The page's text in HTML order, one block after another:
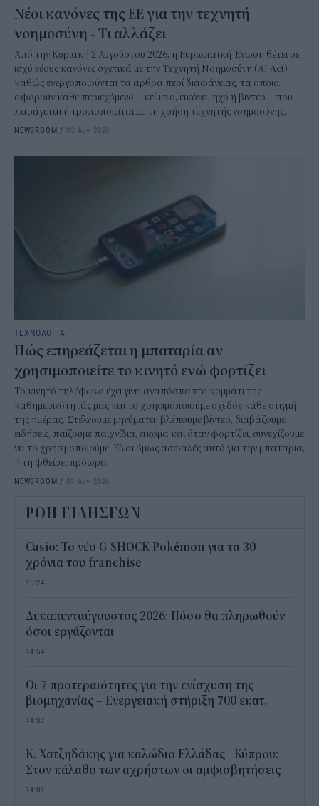
Νέοι κανόνες της ΕΕ για την τεχνητή
νοημοσύνη - Τι αλλάζει
Από την Κυριακή 2 Αυγούστου 2026, η Ευρωπαϊκή Ένωση θέτει σε
ισχύ νέους κανόνες σχετικά με την Τεχνητή Νοημοσύνη (AI Act),
καθώς ενεργοποιούνται τα άρθρα περί διαφάνειας, τα οποία
αφορούν κάθε περιεχόμενο —κείμενο, εικόνα, ήχο ή βίντεο— που
παράγεται ή τροποποιείται με τη χρήση τεχνητής νοημοσύνης.
NEWSROOM / 03 Αυγ 2026
ΤΕΧΝΟΛΟΓΙΑ
Πώς επηρεάζεται η μπαταρία αν
χρησιμοποιείτε το κινητό ενώ φορτίζει
Το κινητό τηλέφωνο έχει γίνει αναπόσπαστο κομμάτι της
καθημερινότητάς μας και το χρησιμοποιούμε σχεδόν κάθε στιγμή
της ημέρας. Στέλνουμε μηνύματα, βλέπουμε βίντεο, διαβάζουμε
ειδήσεις, παίζουμε παιχνίδια, ακόμα και όταν φορτίζει, συνεχίζουμε
να το χρησιμοποιούμε. Είναι όμως ασφαλές αυτό για την μπαταρία,
ή τη φθείρει πρόωρα;
NEWSROOM / 03 Αυγ 2026
ΡΟΗ ΕΙΔΗΣΕΩΝ
Casio: Το νέο G-SHOCK Pokémon για τα 30
χρόνια του franchise
15:24
Δεκαπενταύγουστος 2026: Πόσο θα πληρωθούν
όσοι εργάζονται
14:54
Οι 7 προτεραιότητες για την ενίσχυση της
βιομηχανίας – Ενεργειακή στήριξη 700 εκατ.
14:32
Κ. Χατζηδάκης για καλώδιο Ελλάδας - Κύπρου:
Στον κάλαθο των αχρήστων οι αμφισβητήσεις
14:01